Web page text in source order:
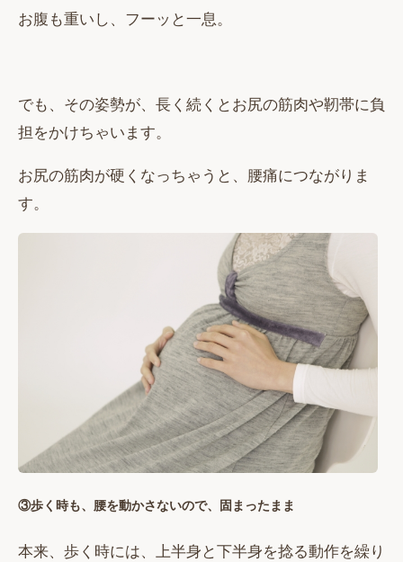
お腹も重いし、フーッと一息。
でも、その姿勢が、長く続くとお尻の筋肉や靭帯に負
担をかけちゃいます。
お尻の筋肉が硬くなっちゃうと、腰痛につながりま
す。
③歩く時も、腰を動かさないので、固まったまま
本来、歩く時には、上半身と下半身を捻る動作を繰り